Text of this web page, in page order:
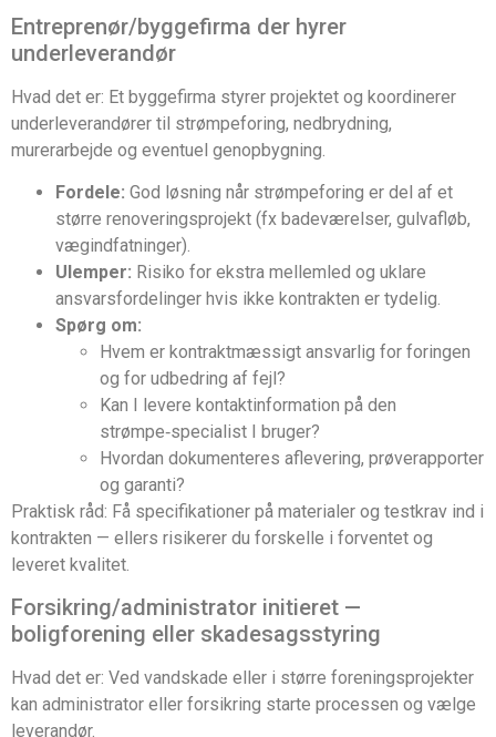
Entreprenør/byggefirma der hyrer
underleverandør
Hvad det er: Et byggefirma styrer projektet og koordinerer
underleverandører til strømpeforing, nedbrydning,
murerarbejde og eventuel genopbygning.
Fordele: God løsning når strømpeforing er del af et
større renoveringsprojekt (fx badeværelser, gulvafløb,
vægindfatninger).
Ulemper: Risiko for ekstra mellemled og uklare
ansvarsfordelinger hvis ikke kontrakten er tydelig.
Spørg om:
Hvem er kontraktmæssigt ansvarlig for foringen
og for udbedring af fejl?
Kan I levere kontaktinformation på den
strømpe‑specialist I bruger?
Hvordan dokumenteres aflevering, prøverapporter
og garanti?
Praktisk råd: Få specifikationer på materialer og testkrav ind i
kontrakten — ellers risikerer du forskelle i forventet og
leveret kvalitet.
Forsikring/administrator initieret —
boligforening eller skadesagsstyring
Hvad det er: Ved vandskade eller i større foreningsprojekter
kan administrator eller forsikring starte processen og vælge
leverandør.